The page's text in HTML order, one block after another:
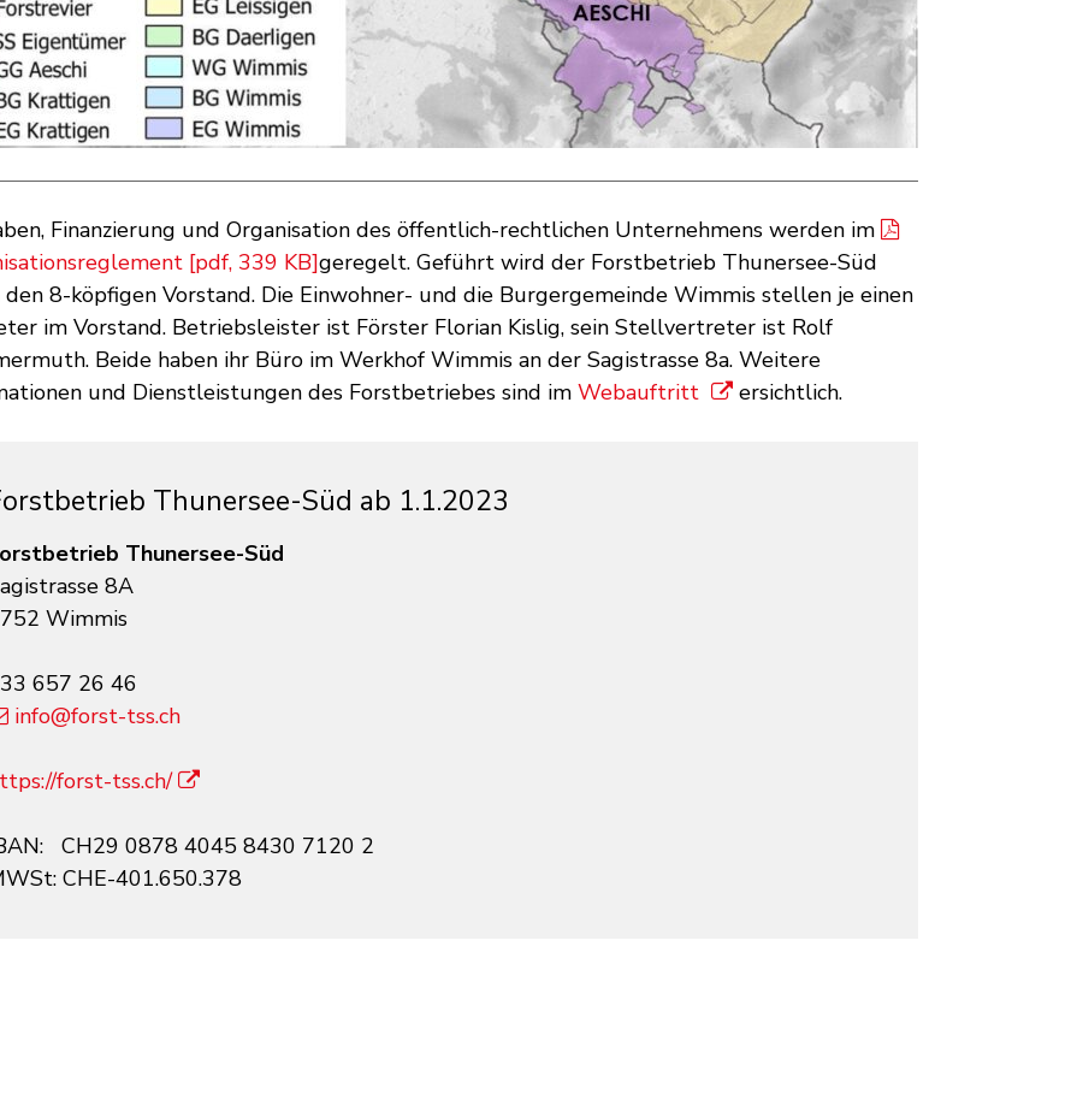
Finanzierung und Organisation des öffentlich-rechtlichen Unternehmens werden im
[pdf, 339 KB]geregelt. Geführt wird der Forstbetrieb Thunersee-Süd
den 8-köpfigen Vorstand. Die Einwohner- und die Burgergemeinde Wimmis stellen je einen
im Vorstand. Betriebsleister ist Förster Florian Kislig, sein Stellvertreter ist Rolf
Beide haben ihr Büro im Werkhof Wimmis an der Sagistrasse 8a. Weitere
und Dienstleistungen des Forstbetriebes sind imWebauftritt ersichtlich.
Thunersee-Süd ab 1.1.2023
Thunersee-Süd
8A
Wimmis
657 26 46
info@forst-tss.ch
forst-tss.ch/
CH29 0878 4045 8430 7120 2
CHE-401.650.378